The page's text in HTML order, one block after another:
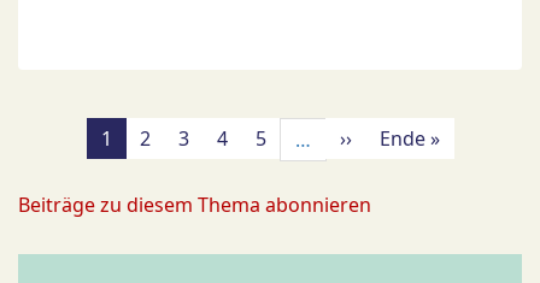
Seitennummerierung
Aktuelle
Seite
1 Page
2 Page
3 Page
4 Page
5 …
Nächste
››
Letzte
Ende »
Beiträge zu diesem Thema abonnieren